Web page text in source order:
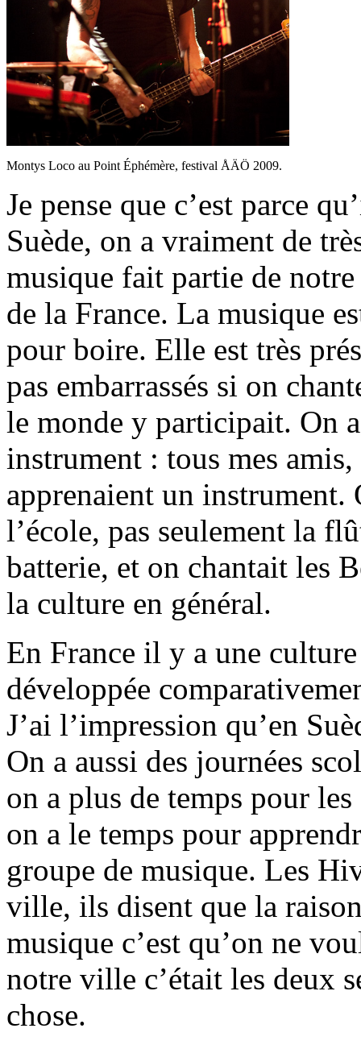
Montys Loco au Point Éphémère, festival ÅÄÖ 2009.
Je pense que c’est parce
Suède, on a vraiment de
musique fait partie de
de la France. La musique
pour boire. Elle est très
pas embarrassés si on
le monde y participait. On
instrument : tous mes
apprenaient un instrument.
l’école, pas seulement la
batterie, et on chantait les
la culture en général.
En France il y a une
développée
J’ai l’impression qu’en
On a aussi des journées
on a plus de temps pour
on a le temps pour
groupe de musique. Les
ville, ils disent que la
musique c’est qu’on ne
notre ville c’était les deux
chose.